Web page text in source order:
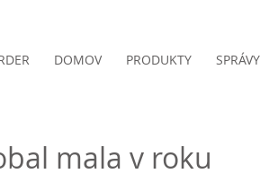
DOMOV PRODUKTY SPRÁVY
mala v roku